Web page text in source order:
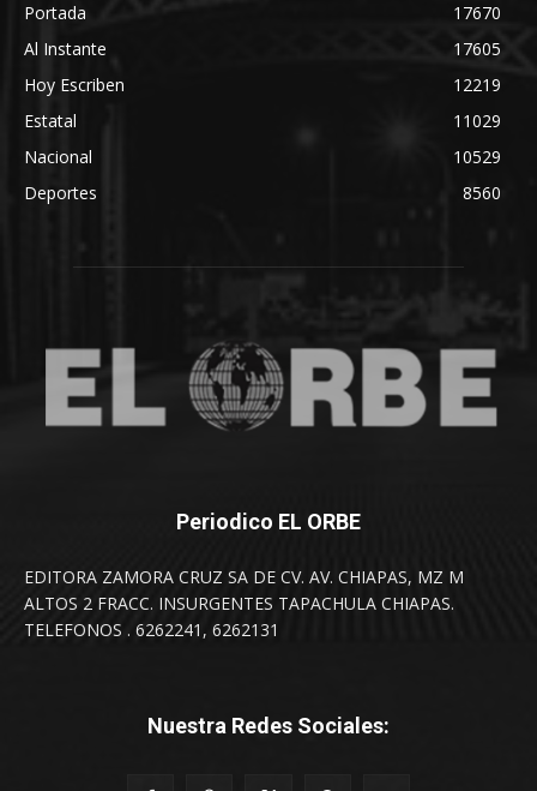
Portada
17670
Al Instante
17605
Hoy Escriben
12219
Estatal
11029
Nacional
10529
Deportes
8560
Periodico EL ORBE
EDITORA ZAMORA CRUZ SA DE CV. AV. CHIAPAS, MZ M
ALTOS 2 FRACC. INSURGENTES TAPACHULA CHIAPAS.
TELEFONOS . 6262241, 6262131
Nuestra Redes Sociales: